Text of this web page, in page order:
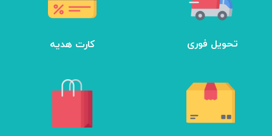
تحویل فوری کارت هدیه